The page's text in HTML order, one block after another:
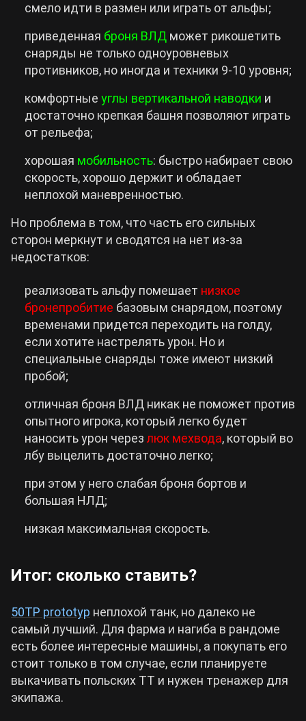
смело идти в размен или играть от альфы;
приведенная броня ВЛД может рикошетить
снаряды не только одноуровневых
противников, но иногда и техники 9-10 уровня;
комфортные углы вертикальной наводки и
достаточно крепкая башня позволяют играть
от рельефа;
хорошая мобильность: быстро набирает свою
скорость, хорошо держит и обладает
неплохой маневренностью.
Но проблема в том, что часть его сильных
сторон меркнут и сводятся на нет из-за
недостатков:
реализовать альфу помешает низкое
бронепробитие базовым снарядом, поэтому
временами придется переходить на голду,
если хотите настрелять урон. Но и
специальные снаряды тоже имеют низкий
пробой;
отличная броня ВЛД никак не поможет против
опытного игрока, который легко будет
наносить урон через люк мехвода, который во
лбу выцелить достаточно легко;
при этом у него слабая броня бортов и
большая НЛД;
низкая максимальная скорость.
Итог: сколько ставить?
50TP prototyp неплохой танк, но далеко не
самый лучший. Для фарма и нагиба в рандоме
есть более интересные машины, а покупать его
стоит только в том случае, если планируете
выкачивать польских ТТ и нужен тренажер для
экипажа.